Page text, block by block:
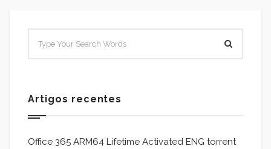
Artigos recentes
Office 365 ARM64 Lifetime Activated ENG torrent